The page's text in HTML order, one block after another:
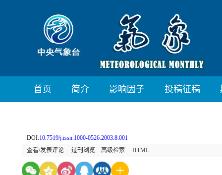
首页 简介 影响因子 投稿征稿
DOI:10.7519/j.issn.1000-0526.2003.8.001
查看/发表评论
过刊浏览 高级检索 HTML